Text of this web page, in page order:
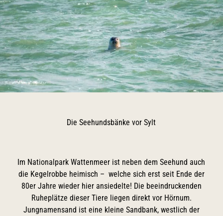
Die Seehundsbänke vor Sylt
Im Nationalpark Wattenmeer ist neben dem Seehund auch
die Kegelrobbe heimisch – welche sich erst seit Ende der
80er Jahre wieder hier ansiedelte! Die beeindruckenden
Ruheplätze dieser Tiere liegen direkt vor Hörnum.
Jungnamensand ist eine kleine Sandbank, westlich der